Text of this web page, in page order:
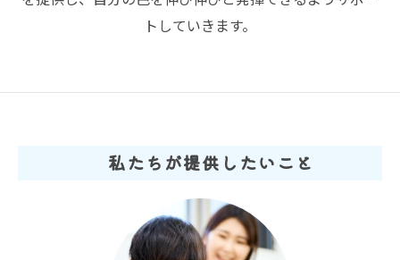
トしていきます。
私たちが提供したいこと